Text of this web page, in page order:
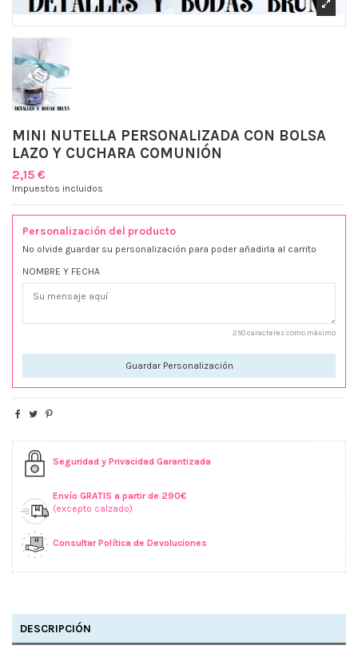
MINI NUTELLA PERSONALIZADA CON BOLSA
LAZO Y CUCHARA COMUNIÓN
2,15 €
Impuestos incluidos
Personalización del producto
No olvide guardar su personalización para poder añadirla al carrito
NOMBRE Y FECHA
250 caracteres como máximo
Guardar Personalización
Seguridad y Privacidad Garantizada
Envío GRATIS a partir de 290€
(excepto calzado)
Consultar Política de Devoluciones
DESCRIPCIÓN